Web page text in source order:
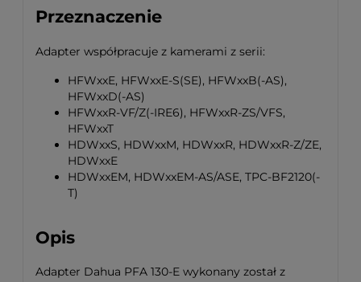
Przeznaczenie
Adapter współpracuje z kamerami z serii:
HFWxxE, HFWxxE-S(SE), HFWxxB(-AS),
HFWxxD(-AS)
HFWxxR-VF/Z(-IRE6), HFWxxR-ZS/VFS,
HFWxxT
HDWxxS, HDWxxM, HDWxxR, HDWxxR-Z/ZE,
HDWxxE
HDWxxEM, HDWxxEM-AS/ASE, TPC-BF2120(-
T)
Opis
Adapter Dahua PFA 130-E wykonany został z